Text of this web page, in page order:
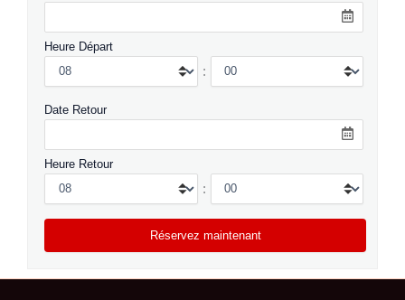
Heure Départ
:
Date Retour
Heure Retour
: